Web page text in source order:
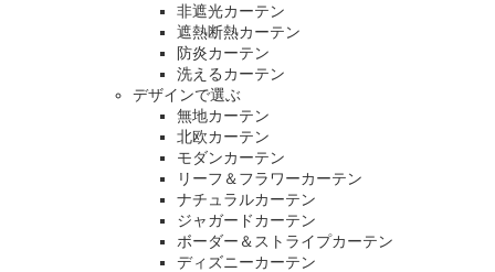
非遮光カーテン
遮熱断熱カーテン
防炎カーテン
洗えるカーテン
デザインで選ぶ
無地カーテン
北欧カーテン
モダンカーテン
リーフ＆フラワーカーテン
ナチュラルカーテン
ジャガードカーテン
ボーダー＆ストライプカーテン
ディズニーカーテン